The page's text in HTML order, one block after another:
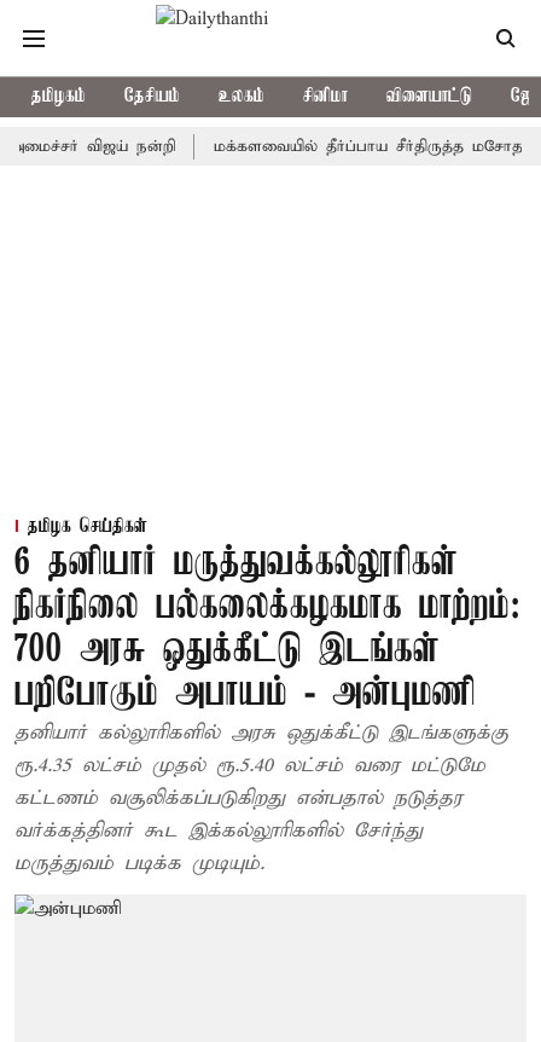
தமிழகம் தேசியம் உலகம் சினிமா விளையாட்டு
விஜய் நன்றி மக்களவையில் தீர்ப்பாய சீர்திருத்த மசோதா
தமிழக செய்திகள்
6 தனியார் மருத்துவக்கல்லூரிகள்
நிகர்நிலை பல்கலைக்கழகமாக மாற்றம்:
700 அரசு ஒதுக்கீட்டு இடங்கள்
பறிபோகும் அபாயம் - அன்புமணி
தனியார் கல்லூரிகளில் அரசு ஒதுக்கீட்டு இடங்களுக்கு
ரூ.4.35 லட்சம் முதல் ரூ.5.40 லட்சம் வரை மட்டுமே
கட்டணம் வசூலிக்கப்படுகிறது என்பதால் நடுத்தர
வர்க்கத்தினர் கூட இக்கல்லூரிகளில் சேர்ந்து
மருத்துவம் படிக்க முடியும்.